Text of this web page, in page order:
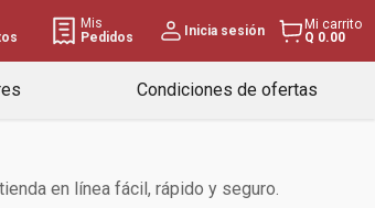
Mis
Pedidos
Inicia sesión
Mi carrito
Q 0.00
Condiciones de ofertas
en línea fácil, rápido y seguro.